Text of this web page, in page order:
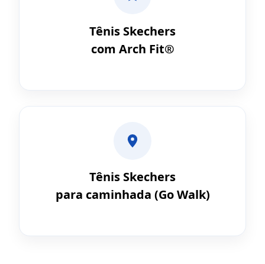
Tênis Skechers
com Arch Fit®
Tênis Skechers
para caminhada (Go Walk)